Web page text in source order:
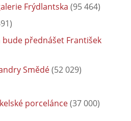
Frýdlantska (95 464)
bude přednášet František
Smědé(52 029)
porcelánce(37 000)